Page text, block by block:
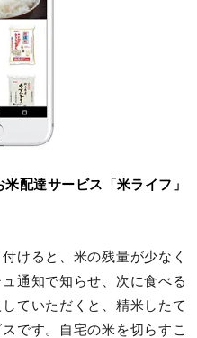
配達サービス「米ライフ」
けると、米の残量が少なく
通知で知らせ、次に食べる
ていただくと、精米したて
です。自宅の米を切らすこ